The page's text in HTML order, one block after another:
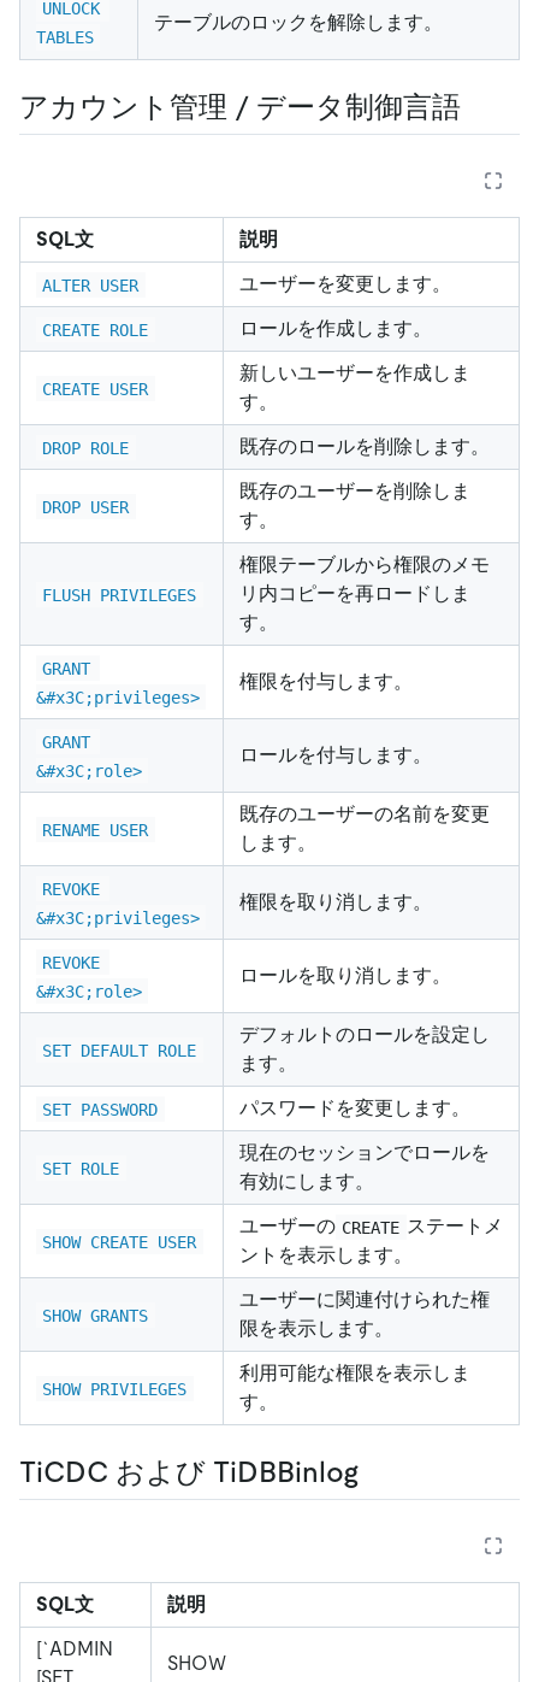
UNLOCK
TABLES
テーブルのロックを解除します。
アカウント管理 / データ制御言語
SQL文 説明
ALTER USER ユーザーを変更します。
CREATE ROLE ロールを作成します。
CREATE USER
新しいユーザーを作成しま
す。
DROP ROLE 既存のロールを削除します。
DROP USER
既存のユーザーを削除しま
す。
FLUSH PRIVILEGES
権限テーブルから権限のメモ
リ内コピーを再ロードしま
す。
GRANT
&#x3C;privileges>
権限を付与します。
GRANT
&#x3C;role>
ロールを付与します。
RENAME USER
既存のユーザーの名前を変更
します。
REVOKE
&#x3C;privileges>
権限を取り消します。
REVOKE
&#x3C;role>
ロールを取り消します。
SET DEFAULT ROLE
デフォルトのロールを設定し
ます。
SET PASSWORD パスワードを変更します。
SET ROLE
現在のセッションでロールを
有効にします。
SHOW CREATE USER
ユーザーの CREATE ステートメ
ントを表示します。
SHOW GRANTS
ユーザーに関連付けられた権
限を表示します。
SHOW PRIVILEGES
利用可能な権限を表示しま
す。
TiCDC および TiDBBinlog
SQL文
説明
[`ADMIN
SHOW